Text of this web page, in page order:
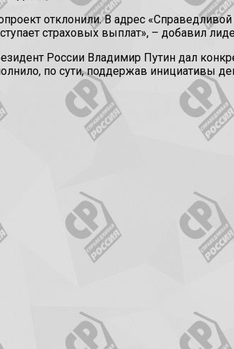
отклонили. В адрес
страховых выплат», – добавил
России Владимир Путин дал
по сути, поддержав инициативы